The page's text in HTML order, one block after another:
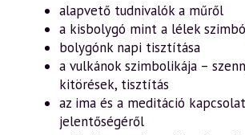
alapvető tudnivalók a műről
a kisbolygó mint a lélek
bolygónk napi tisztítása
a vulkánok szimbolikája –
kitörések, tisztítás
az ima és a meditáció
jelentőségéről